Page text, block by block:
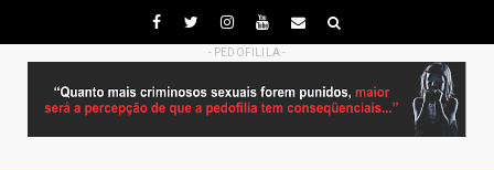
- PEDOFILILA -